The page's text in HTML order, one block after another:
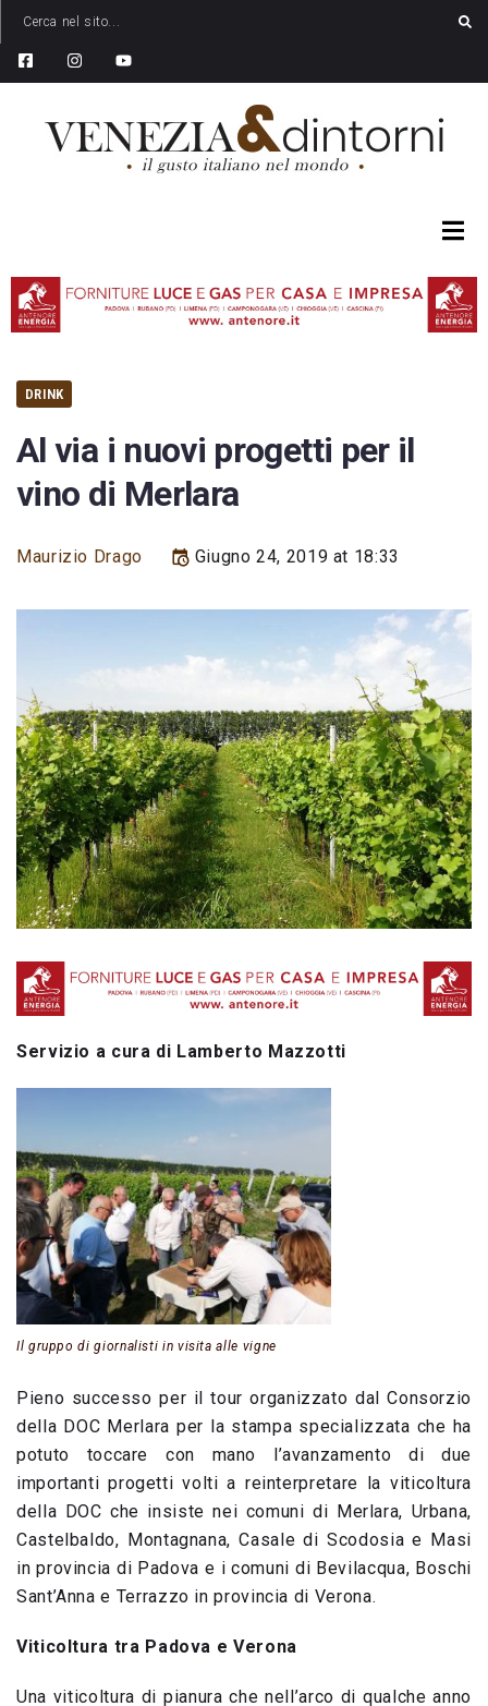
DRINK
Al via i nuovi progetti per il
vino di Merlara
Maurizio Drago Giugno 24, 2019 at 18:33
Servizio a cura di Lamberto Mazzotti
Il gruppo di giornalisti in visita alle vigne
Pieno successo per il tour organizzato dal Consorzio
della DOC Merlara per la stampa specializzata che ha
potuto toccare con mano l’avanzamento di due
importanti progetti volti a reinterpretare la viticoltura
della DOC che insiste nei comuni di Merlara, Urbana,
Castelbaldo, Montagnana, Casale di Scodosia e Masi
in provincia di Padova e i comuni di Bevilacqua, Boschi
Sant’Anna e Terrazzo in provincia di Verona.
Viticoltura tra Padova e Verona
Una viticoltura di pianura che nell’arco di qualche anno